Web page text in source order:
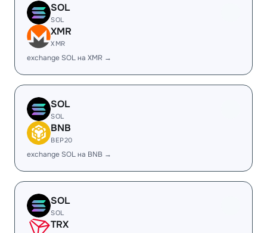
SOL
SOL
XMR
XMR
exchange SOL на XMR →
SOL
SOL
BNB
BEP20
exchange SOL на BNB →
SOL
SOL
TRX